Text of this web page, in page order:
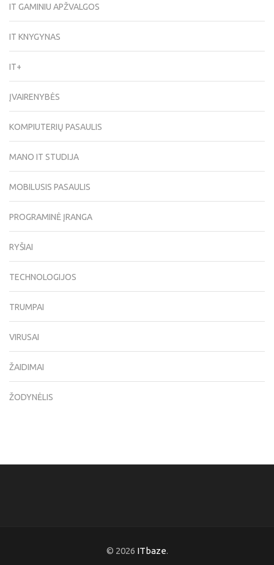
IT GAMINIU APŽVALGOS
IT KNYGYNAS
IT+
ĮVAIRENYBĖS
KOMPIUTERIŲ PASAULIS
MANO IT STUDIJA
MOBILUSIS PASAULIS
PROGRAMINĖ ĮRANGA
RYŠIAI
TECHNOLOGIJOS
TRUMPAI
VIRUSAI
ŽAIDIMAI
ŽODYNĖLIS
© 2026 ITbaze.